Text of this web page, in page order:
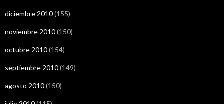
diciembre 2010(155)
noviembre 2010(150)
octubre 2010(154)
septiembre 2010(149)
agosto 2010(150)